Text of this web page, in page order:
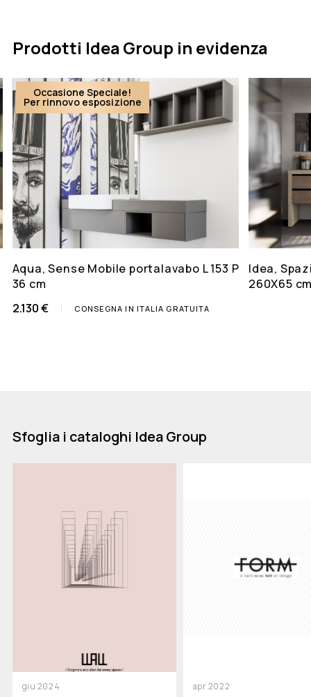
Prodotti Idea Group in evidenza
Occasione Speciale!
Per rinnovo esposizione
Aqua, Sense Mobile portalavabo L 153 P
36 cm
2.130 €
CONSEGNA IN ITALIA GRATUITA
Idea,
260X65
Sfoglia i cataloghi Idea Group
giu 2024 apr 2022